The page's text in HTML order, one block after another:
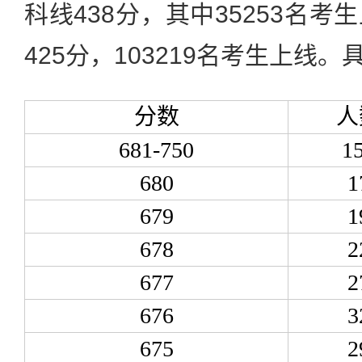
科线438分，其中35253名考
425分，103219名考生上线。
分数
681-750
680
679
678
677
676
675